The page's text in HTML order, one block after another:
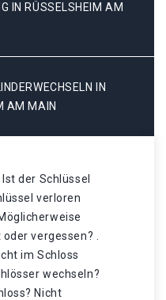
IN RÜSSELSHEIM AM
IN R
AM MAIN
der Schlüssel
verloren
vergessen? .
im Schloss
wechseln?
Nicht